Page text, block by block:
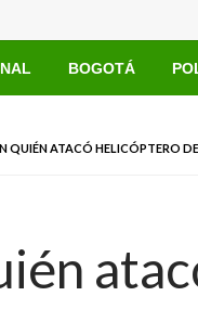
BOGOTÁ
QUIÉN ATACÓ HELICÓPTERO